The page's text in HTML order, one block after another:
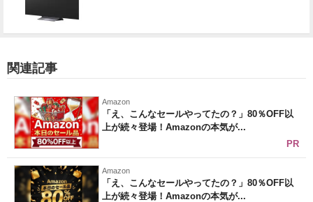
関連記事
Amazon
「え、こんなセールやってたの？」80％OFF以
上が続々登場！Amazonの本気が...
PR
Amazon
「え、こんなセールやってたの？」80％OFF以
上が続々登場！Amazonの本気が...